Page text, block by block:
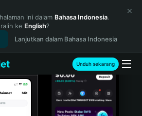
ini dalam Bahasa Indonesia.
ke English?
Lanjutkan dalam Bahasa Indonesia
Unduh sekarang